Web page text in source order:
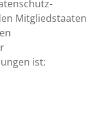
Mitgliedstaaten
ist: